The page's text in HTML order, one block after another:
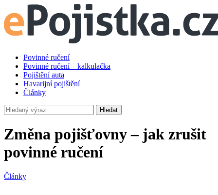
Povinné ručení
Povinné ručení – kalkulačka
Pojištění auta
Havarijní pojištění
Články
Hledat
Změna pojišťovny – jak zrušit
povinné ručení
Články